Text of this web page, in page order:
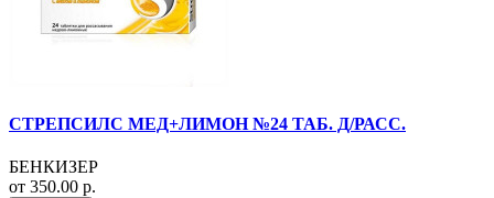
СТРЕПСИЛС МЕД+ЛИМОН №24 ТАБ. Д/РАСС.
БЕНКИЗЕР
от 350.00 р.